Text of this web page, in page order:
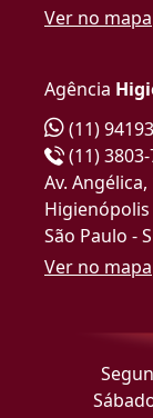
Ver no mapa
Agência
(11)
(11)
Av. Angélica,
Higienópolis
São Paulo -
Ver no mapa